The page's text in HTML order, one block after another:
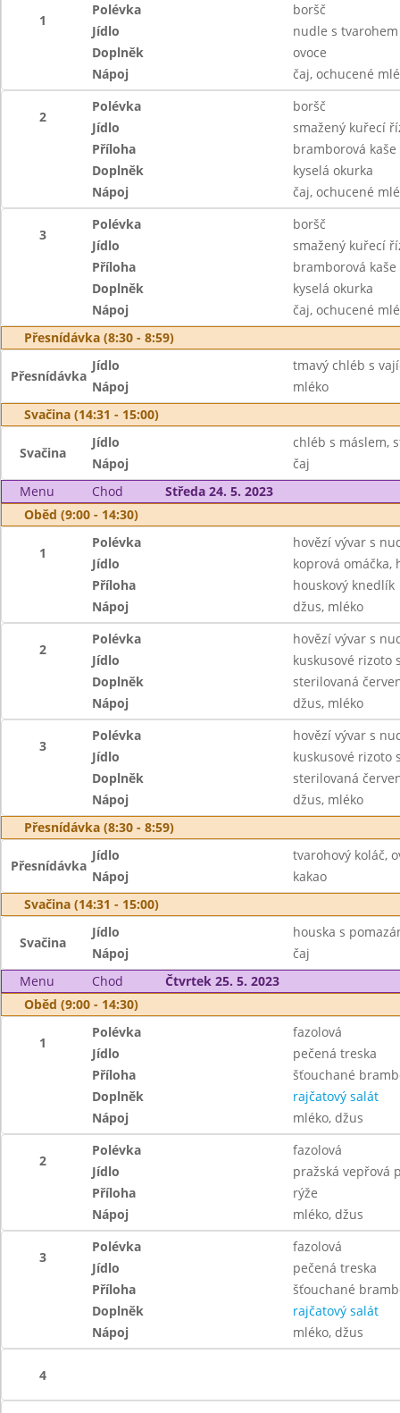
1
Polévka
boršč
Jídlo
nudle s tvarohem
Doplněk
ovoce
Nápoj
čaj, ochucené
2
Polévka
boršč
Jídlo
smažený kuřecí
Příloha
bramborová kaše
Doplněk
kyselá okurka
Nápoj
čaj, ochucené
3
Polévka
boršč
Jídlo
smažený kuřecí
Příloha
bramborová kaše
Doplněk
kyselá okurka
Nápoj
čaj, ochucené
Přesnídávka (8:30 - 8:59)
Přesnídávka
Jídlo
tmavý chléb s
Nápoj
mléko
Svačina (14:31 - 15:00)
Svačina
Jídlo
chléb s máslem,
Nápoj
čaj
Menu
Chod
Středa 24. 5. 2023
Oběd (9:00 - 14:30)
1
Polévka
hovězí vývar s
Jídlo
koprová omáčka,
Příloha
houskový knedlík
Nápoj
džus, mléko
2
Polévka
hovězí vývar s
Jídlo
kuskusové rizoto
Doplněk
sterilovaná
Nápoj
džus, mléko
3
Polévka
hovězí vývar s
Jídlo
kuskusové rizoto
Doplněk
sterilovaná
Nápoj
džus, mléko
Přesnídávka (8:30 - 8:59)
Přesnídávka
Jídlo
tvarohový koláč,
Nápoj
kakao
Svačina (14:31 - 15:00)
Svačina
Jídlo
houska s
Nápoj
čaj
Menu
Chod
Čtvrtek 25. 5. 2023
Oběd (9:00 - 14:30)
1
Polévka
fazolová
Jídlo
pečená treska
Příloha
šťouchané
Doplněk
rajčatový salát
Nápoj
mléko, džus
2
Polévka
fazolová
Jídlo
pražská vepřová
Příloha
rýže
Nápoj
mléko, džus
3
Polévka
fazolová
Jídlo
pečená treska
Příloha
šťouchané
Doplněk
rajčatový salát
Nápoj
mléko, džus
4